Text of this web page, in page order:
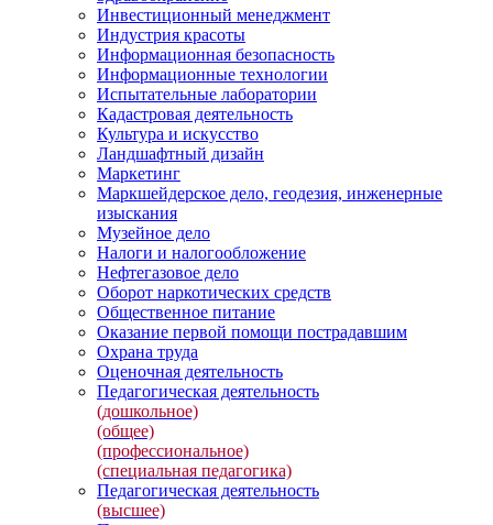
Инвестиционный менеджмент
Индустрия красоты
Информационная безопасность
Информационные технологии
Испытательные лаборатории
Кадастровая деятельность
Культура и искусство
Ландшафтный дизайн
Маркетинг
Маркшейдерское дело, геодезия, инженерные
изыскания
Музейное дело
Налоги и налогообложение
Нефтегазовое дело
Оборот наркотических средств
Общественное питание
Оказание первой помощи пострадавшим
Охрана труда
Оценочная деятельность
Педагогическая деятельность
(дошкольное)
(общее)
(профессиональное)
(специальная педагогика)
Педагогическая деятельность
(высшее)